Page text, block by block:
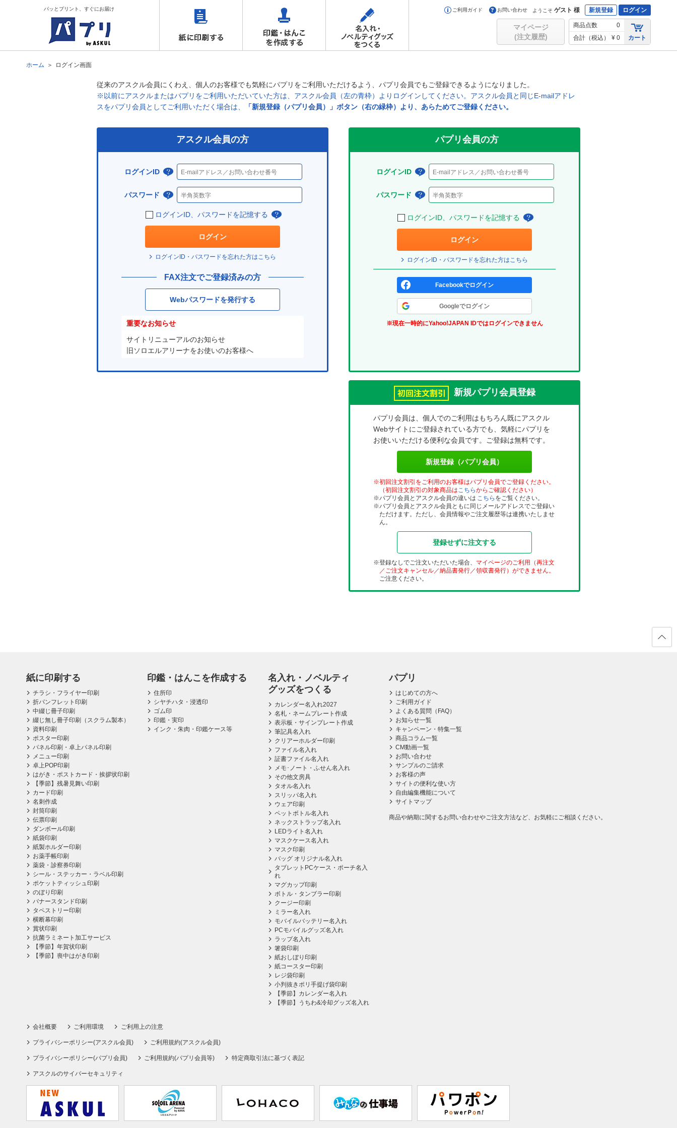
パッとプリント、すぐにお届け ご利用ガイド お問い合わせ ようこそ ゲスト 様 新規登録 ログイン
マイページ
(注文履歴)
商品点数
0
合計（税込）
¥ 0 カート
ホーム ログイン画面
従来のアスクル会員にくわえ、個人のお客様でも気軽にパプリをご利用いただけるよう、パプリ会員でもご登録できるようになりました。
※以前にアスクルまたはパプリをご利用いただいていた方は、アスクル会員（左の青枠）よりログインしてください。アスクル会員と同じE-mailアドレ
スをパプリ会員としてご利用いただく場合は、
「新規登録（パプリ会員）」ボタン（右の緑枠）より、あらためてご登録ください。
アスクル会員の方
ログインID
ログ
イン
は？
パスワード
パス
ワー
は？
ログインID、パスワードを記憶する
ログイン
ログインID・パスワードを忘れた方はこちら
FAX注文でご登録済みの方
Webパスワードを発行する
重要なお知らせ
サイトリニューアルのお知らせ
旧ソロエルアリーナをお使いのお客様へ
パプリ会員の方
ログインID
ログ
イン
は？
プ
リ)
パスワード
パス
ワー
ド
(パ
プ
リ)
ログインID、パスワードを記憶する
ク
リ)
ログイン
ログインID・パスワードを忘れた方はこちら
Facebookでログイン
Googleでログイン
※現在一時的にYahoo!JAPAN IDではログインできません
新規パプリ会員登録
パプリ会員は、個人でのご利用はもちろん既にアスクル
Webサイトにご登録されている方でも、気軽にパプリを
お使いいただける便利な会員です。ご登録は無料です。
新規登録（パプリ会員）
初回注文割引をご利用のお客様はパプリ会員でご登録ください。
（初回注文割引の対象商品はこちらからご確認ください）
パプリ会員とアスクル会員の違いは こちら をご覧ください。
パプリ会員とアスクル会員ともに同じメールアドレスでご登録い
ただけます。ただし、会員情報やご注文履歴等は連携いたしませ
ん。
登録せずに注文する
登録なしでご注文いただいた場合、 マイページのご利用（再注文
／ご注文キャンセル／納品書発行／領収書発行）ができません。
ご注意ください。
紙に印刷する
チラシ・フライヤー印刷
折パンフレット印刷
中綴じ冊子印刷
綴じ無し冊子印刷（スクラム製本）
資料印刷
ポスター印刷
パネル印刷・卓上パネル印刷
メニュー印刷
卓上POP印刷
はがき・ポストカード・挨拶状印刷
【季節】残暑見舞い印刷
カード印刷
名刺作成
封筒印刷
伝票印刷
ダンボール印刷
紙袋印刷
紙製ホルダー印刷
お薬手帳印刷
薬袋・診察券印刷
シール・ステッカー・ラベル印刷
ポケットティッシュ印刷
のぼり印刷
バナースタンド印刷
タペストリー印刷
横断幕印刷
賞状印刷
抗菌ラミネート加工サービス
【季節】年賀状印刷
【季節】喪中はがき印刷
印鑑・はんこを作成する
住所印
シヤチハタ・浸透印
ゴム印
印鑑・実印
インク・朱肉・印鑑ケース等
名入れ・ノベルティ
グッズをつくる
カレンダー名入れ2027
名札・ネームプレート作成
表示板・サインプレート作成
筆記具名入れ
クリアーホルダー印刷
ファイル名入れ
証書ファイル名入れ
メモ･ノート・ふせん名入れ
その他文房具
タオル名入れ
スリッパ名入れ
ウェア印刷
ペットボトル名入れ
ネックストラップ名入れ
LEDライト名入れ
マスクケース名入れ
マスク印刷
バッグ オリジナル名入れ
タブレットPCケース・ポーチ名入
れ
マグカップ印刷
ボトル・タンブラー印刷
クージー印刷
ミラー名入れ
モバイルバッテリー名入れ
PCモバイルグッズ名入れ
ラップ名入れ
箸袋印刷
紙おしぼり印刷
紙コースター印刷
レジ袋印刷
小判抜きポリ手提げ袋印刷
【季節】カレンダー名入れ
【季節】うちわ&冷却グッズ名入れ
パプリ
はじめての方へ
ご利用ガイド
よくある質問（FAQ）
お知らせ一覧
キャンペーン・特集一覧
商品コラム一覧
CM動画一覧
お問い合わせ
サンプルのご請求
お客様の声
サイトの便利な使い方
自由編集機能について
サイトマップ
商品や納期に関するお問い合わせやご注文方法など、お気軽にご相談ください。
会社概要 ご利用環境 ご利用上の注意
プライバシーポリシー(アスクル会員) ご利用規約(アスクル会員)
プライバシーポリシー(パプリ会員) ご利用規約(パプリ会員等) 特定商取引法に基づく表記
アスクルのサイバーセキュリティ